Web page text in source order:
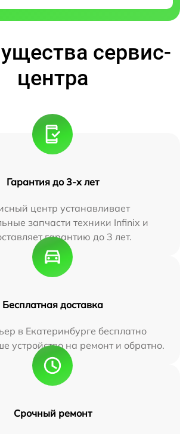
сервис-
центра
Гарантия до 3-х лет
центр устанавливает
запчасти техники Infinix и
гарантию до 3 лет.
Бесплатная доставка
в Екатеринбурге бесплатно
устройство на ремонт и обратно.
Срочный ремонт